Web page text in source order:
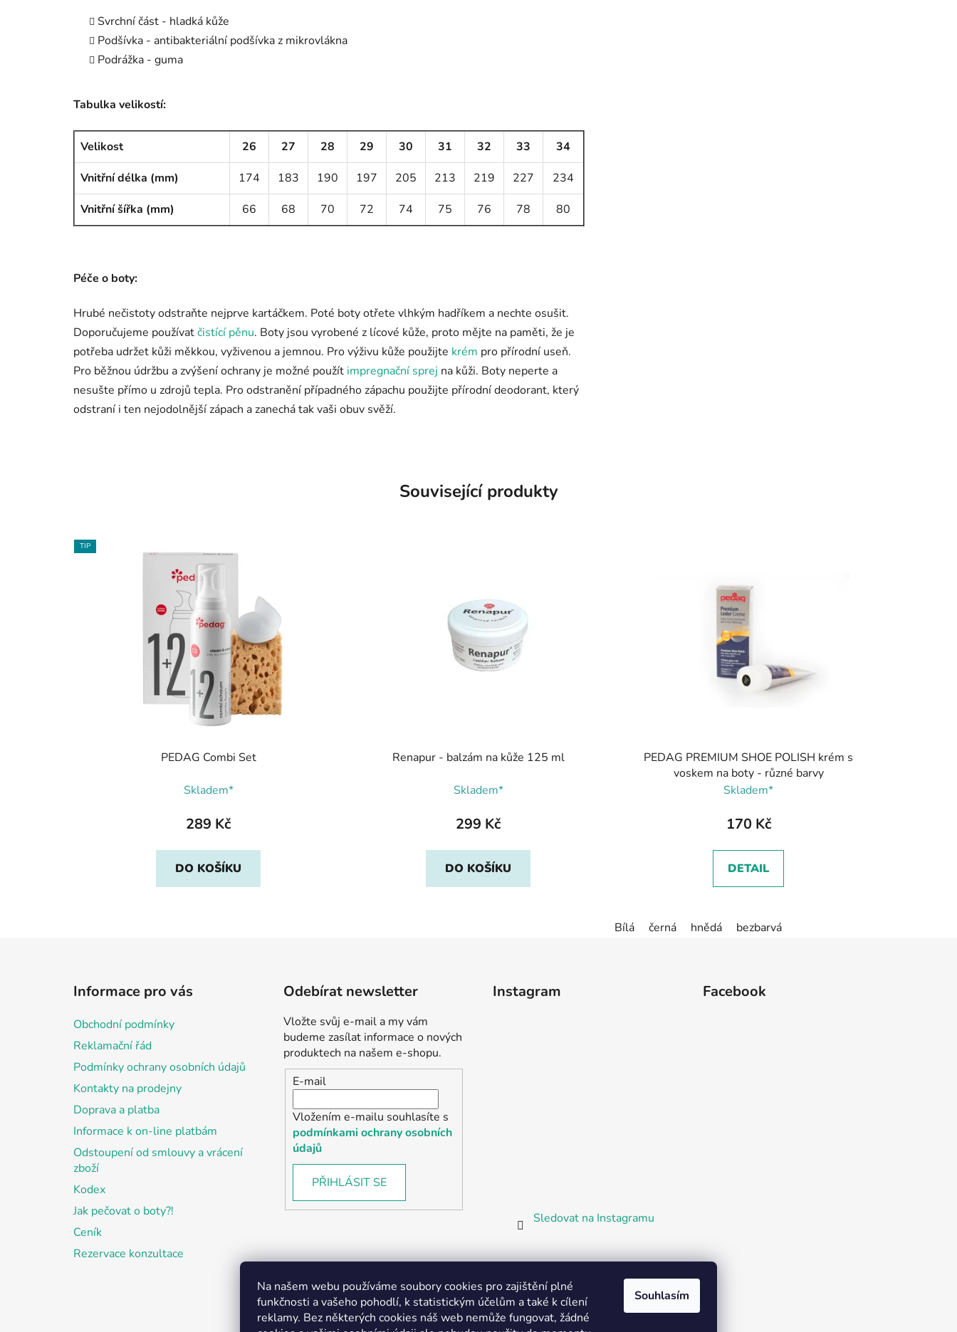
Na našem webu používáme soubory cookies pro zajištění plné
funkčnosti a vašeho pohodlí, k statistickým účelům a také k cílení
reklamy. Bez některých cookies náš web nemůže fungovat, žádné
Souhlasím
Svrchní část - hladká kůže
Podšívka - antibakteriální podšívka z mikrovlákna
Podrážka - guma
Tabulka velikostí:
Velikost 26 27 28 29 30 31 32 33
34
Vnitřní délka (mm)
174 183 190 197 205 213 219 227
234
Vnitřní šířka (mm)
66 68 70 72 74 75 76 78 80
Péče o boty:
Hrubé nečistoty odstraňte nejprve kartáčkem. Poté boty otřete vlhkým hadříkem a nechte osušit.
Doporučujeme používatčistící pěnu. Boty jsou vyrobené z lícové kůže, proto mějte na paměti, že je
potřeba udržet kůži měkkou, vyživenou a jemnou. Pro výživu kůže použijte krém pro přírodní useň.
Pro běžnou údržbu a zvýšení ochrany je možné použít impregnační sprej na kůži. Boty neperte a
nesušte přímo u zdrojů tepla. Pro odstranění případného zápachu použijte přírodní deodorant, který
odstraní i ten nejodolnější zápach a zanechá tak vaši obuv svěží.
Související produkty
TIP
PEDAG Combi Set
Skladem*
289 Kč
DO KOŠÍKU
Renapur - balzám na kůže 125 ml
Skladem*
299 Kč
DO KOŠÍKU
PEDAG PREMIUM SHOE POLISH krém s
voskem na boty - různé barvy
Skladem*
170 Kč
DETAIL
Bílá černá hnědá bezbarvá
Informace pro vás
Obchodní podmínky
Reklamační řád
Podmínky ochrany osobních údajů
Kontakty na prodejny
Doprava a platba
Informace k on-line platbám
Odstoupení od smlouvy a vrácení
zboží
Kodex
Jak pečovat o boty?!
Ceník
Rezervace konzultace
Odebírat newsletter
Vložte svůj e-mail a my vám
budeme zasílat informace o nových
produktech na našem e-shopu.
E-mail
Vložením e-mailu souhlasíte s
podmínkami ochrany osobních
údajů
PŘIHLÁSIT SE
Instagram
Sledovat na Instagramu
Facebook
Partnerská prodejna Barefoot Plzeň